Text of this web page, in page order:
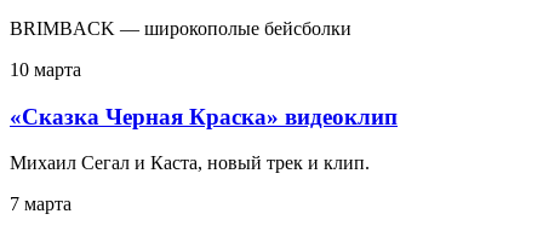
BRIMBACK — широкополые бейсболки
10 марта
«Сказка Черная Краска» видеоклип
Михаил Сегал и Каста, новый трек и клип.
7 марта